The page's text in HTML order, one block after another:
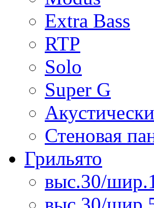
Extra Bass
RTP
Solo
Super G
Стеновая
Грильято
выс.30/